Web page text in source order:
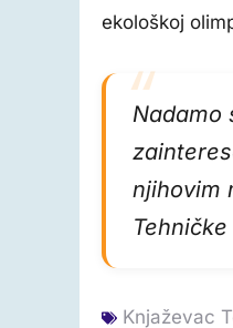
ekološkoj
Nadamo
njihovim
Knjaževac